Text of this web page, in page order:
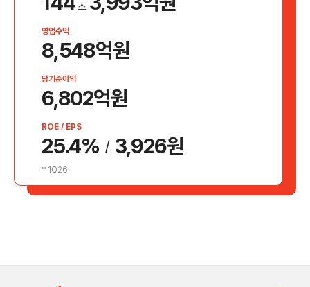
조
영업수익
8,548억원
당기순이익
6,802억원
ROE / EPS
25.4% / 3,926원
* 1Q26